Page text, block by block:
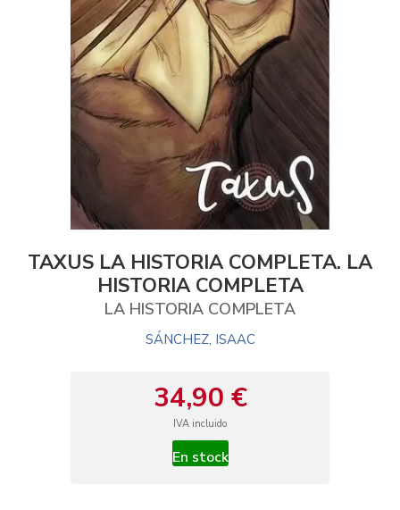
TAXUS LA HISTORIA COMPLETA. LA
HISTORIA COMPLETA
LA HISTORIA COMPLETA
SÁNCHEZ, ISAAC
34,90 €
IVA incluido
En stock